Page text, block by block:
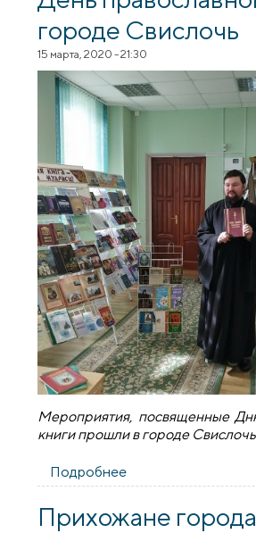
городе Свислочь
15 марта, 2020 - 21:30
Мероприятия, посвященные
книги прошли в городе
Подробнее
городе Свислочь
Прихожане города